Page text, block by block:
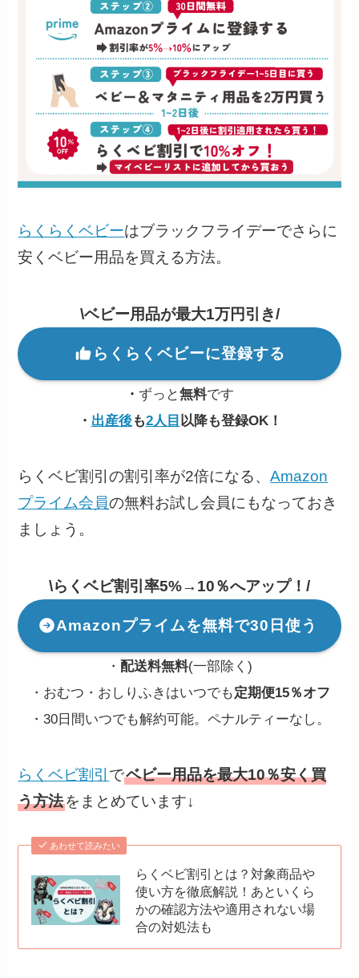
らくらくベビーはブラックフライデーでさらに
安くベビー用品を買える方法。
\ベビー用品が最大1万円引き/
らくらくベビーに登録する
・ ずっと無料です
・ 出産後も2人目 以降も登録OK！
らくベビ割引の割引率が2倍になる、Amazon
プライム会員の無料お試し会員にもなっておき
ましょう。
\らくベビ割引率5%→10％へアップ！/
Amazonプライムを無料で30日使う
・ 配送料無料(一部除く)
・おむつ・おしりふきはいつでも定期便15％オフ
・30日間いつでも解約可能。ペナルティーなし。
らくベビ割引 でベビー用品を最大10％安く買
う方法をまとめています↓
あわせて読みたい
らくベビ割引とは？対象商品や
使い方を徹底解説！あといくら
かの確認方法や適用されない場
合の対処法も